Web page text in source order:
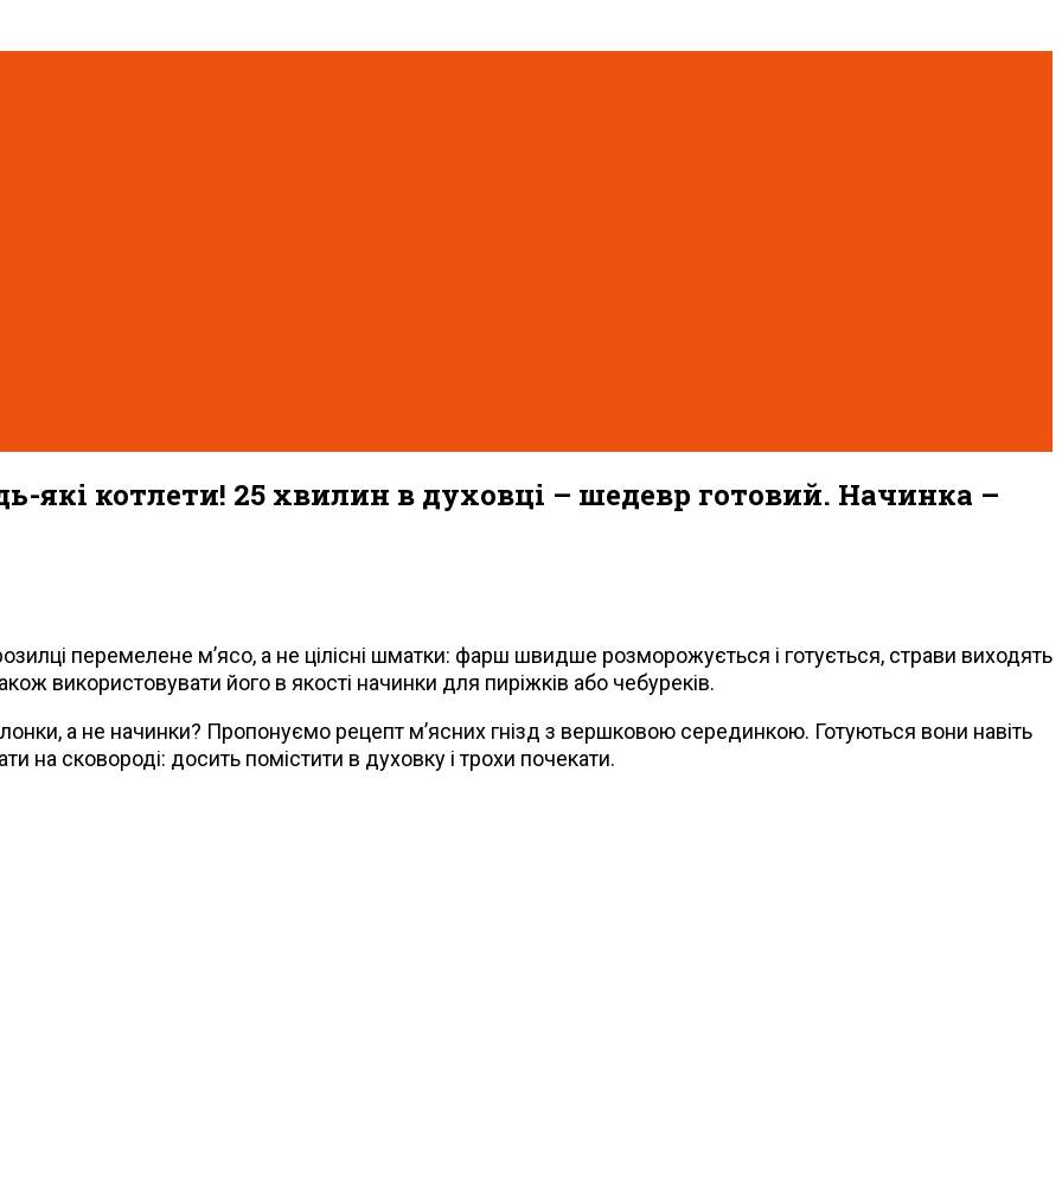
які котлети! 25 хвилин в духовці – шедевр готовий. Начинка –
перемелене м’ясо, а не цілісні шматки: фарш швидше розморожується і готується, страви виходять
використовувати його в якості начинки для пиріжків або чебуреків.
а не начинки? Пропонуємо рецепт м’ясних гнізд з вершковою серединкою. Готуються вони навіть
на сковороді: досить помістити в духовку і трохи почекати.